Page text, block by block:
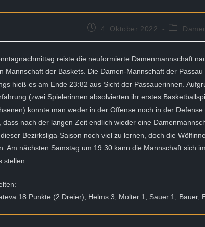
Beitrag4. Oktober 2022
Beitrags-
reiste die neuformierte Damenmannschaft
Mannschaft der Baskets. Die Damen-Mannschaft der Passau
hieß es am Ende 23:82 aus Sicht der Passauerinnen.
(zwei Spielerinnen absolvierten ihr erstes
konnte man weder in der Offense noch in der
dass nach der langen Zeit endlich wieder eine
Bezirksliga-Saison noch viel zu lernen, doch die
Am nächsten Samstag um 19:30 kann die Mannschaft sich
stellen.
18 Punkte (2 Dreier), Helms 3, Molter 1, Sauer 1, Bauer,